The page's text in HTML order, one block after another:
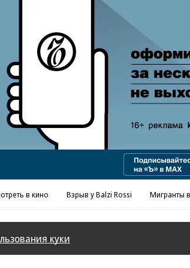
в «Ъ» www.kommersant.ru/ad
в кино Взрыв у Balzi Rossi Мигранты
куки